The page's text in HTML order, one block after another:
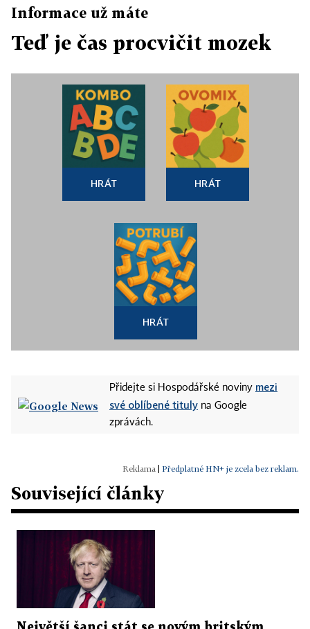
Informace už máte
Teď je čas procvičit mozek
HRÁT HRÁT
HRÁT
Přidejte si Hospodářské noviny mezi
své oblíbené tituly na Google
zprávách.
Předplatné HN+ je zcela bez reklam.
Související články